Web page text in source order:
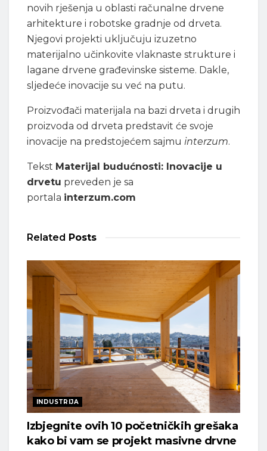
novih rješenja u oblasti računalne drvene
arhitekture i robotske gradnje od drveta.
Njegovi projekti uključuju izuzetno
materijalno učinkovite vlaknaste strukture i
lagane drvene građevinske sisteme. Dakle,
sljedeće inovacije su već na putu.
Proizvođači materijala na bazi drveta i drugih
proizvoda od drveta predstavit će svoje
inovacije na predstojećem sajmu interzum.
Tekst Materijal budućnosti: Inovacije u
drvetu preveden je sa
portala interzum.com
Related Posts
INDUSTRIJA
Izbjegnite ovih 10 početničkih grešaka
kako bi vam se projekt masivne drvne